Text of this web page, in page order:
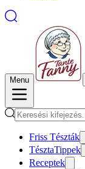
Menu
Friss Tészták
TésztaTippek
Receptek